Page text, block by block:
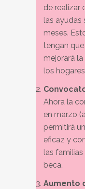
de realizar
las ayudas
meses.
tengan
mejorará
los
Ahora la
en marzo
permitirá
eficaz y
las
beca.
Aumento